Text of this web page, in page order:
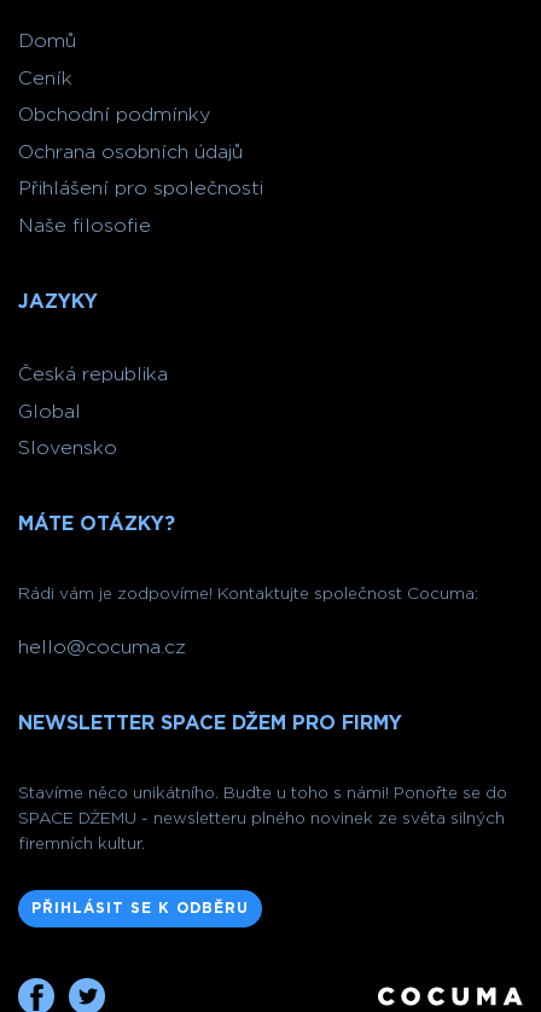
Domů
Ceník
Obchodní podmínky
Ochrana osobních údajů
Přihlášení pro společnosti
Naše filosofie
JAZYKY
Česká republika
Global
Slovensko
MÁTE OTÁZKY?
Rádi vám je zodpovíme! Kontaktujte společnost Cocuma:
hello@cocuma.cz
NEWSLETTER SPACE DŽEM PRO FIRMY
Stavíme něco unikátního. Buďte u toho s námi! Ponořte se do
SPACE DŽEMU - newsletteru plného novinek ze světa silných
firemních kultur.
PŘIHLÁSIT SE K ODBĚRU